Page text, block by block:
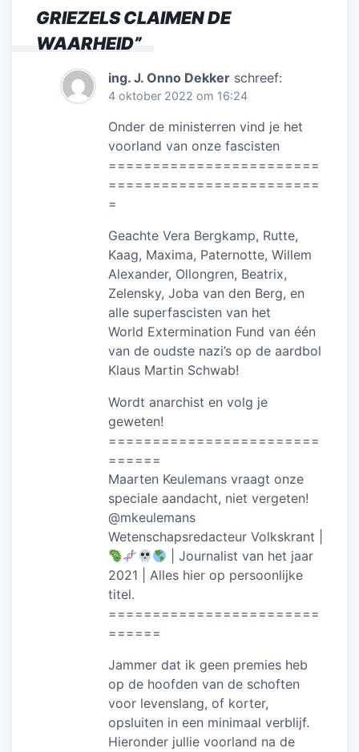
o
k
p
GRIEZELS CLAIMEN DE
WAARHEID”
ing. J. Onno Dekker schreef:
4 oktober 2022 om 16:24
Onder de ministerren vind je het
voorland van onze fascisten
========================
========================
=
Geachte Vera Bergkamp, Rutte,
Kaag, Maxima, Paternotte, Willem
Alexander, Ollongren, Beatrix,
Zelensky, Joba van den Berg, en
alle superfascisten van het
World Extermination Fund van één
van de oudste nazi’s op de aardbol
Klaus Martin Schwab!
Wordt anarchist en volg je
geweten!
========================
======
Maarten Keulemans vraagt onze
speciale aandacht, niet vergeten!
@mkeulemans
Wetenschapsredacteur Volkskrant |
| Journalist van het jaar
2021 | Alles hier op persoonlijke
titel.
========================
======
Jammer dat ik geen premies heb
op de hoofden van de schoften
voor levenslang, of korter,
opsluiten in een minimaal verblijf.
Hieronder jullie voorland na de